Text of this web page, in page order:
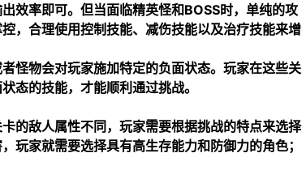
效率即可。但当面临精英怪和BOSS时，单纯的攻
，合理使用控制技能、减伤技能以及治疗技能来增
怪物会对玩家施加特定的负面状态。玩家在这些关
态的技能，才能顺利通过挑战。
的敌人属性不同，玩家需要根据挑战的特点来选择
玩家就需要选择具有高生存能力和防御力的角色；